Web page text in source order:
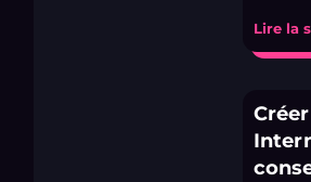
Lire la